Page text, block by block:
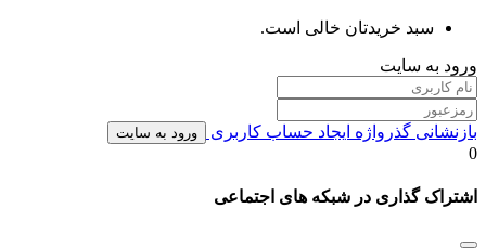
سبد خریدتان خالی است.
ورود به سایت
بازنشانی گذرواژه ایجاد حساب کاربری ورود به سایت
0
اشتراک گذاری در شبکه های اجتماعی